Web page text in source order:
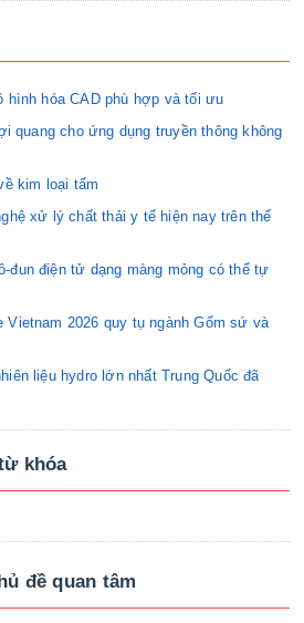
hình hóa CAD phù hợp và tối ưu
quang cho ứng dụng truyền thông không
kim loại tấm
xử lý chất thải y tế hiện nay trên thế
đun điện tử dạng màng mỏng có thể tự
Vietnam 2026 quy tụ ngành Gốm sứ và
liệu hydro lớn nhất Trung Quốc đã
khóa
đề quan tâm